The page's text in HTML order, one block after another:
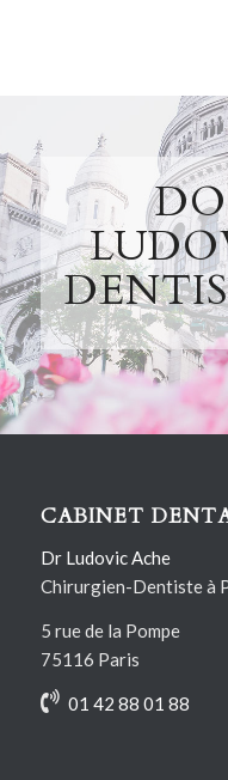
CABINET
Dr Ludovic Ache
Chirurgien-Dentiste à
5 rue de la Pompe
75116 Paris
01 42 88 01 88
Contactez-nous